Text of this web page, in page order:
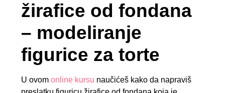
žirafice od fondana
– modeliranje
figurice za torte
U ovomonline kursu naučićeš kako da napraviš